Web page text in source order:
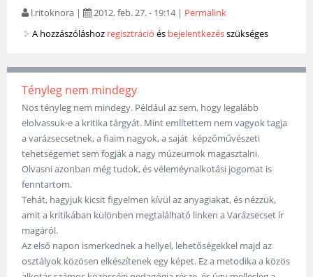
l.ritoknora | 2012. feb. 27. - 19:14| Permalink
A hozzászóláshoz regisztráció és bejelentkezésszükséges
Tényleg nem mindegy
Nos tényleg nem mindegy. Például az sem, hogy legalább
elolvassuk-e a kritika tárgyát. Mint említettem nem vagyok tagja
a varázsecsetnek, a fiaim nagyok, a saját képzőművészeti
tehetségemet sem fogják a nagy múzeumok magasztalni.
Olvasni azonban még tudok, és véleméynalkotási jogomat is
fenntartom.
Tehát, hagyjuk kicsit figyelmen kívül az anyagiakat, és nézzük,
amit a kritikában különben megtalálható linken a Varázsecset ír
magáról.
Az első napon ismerkednek a hellyel, lehetőségekkel majd az
osztályok közösen elkészítenek egy képet. Ez a metodika a közös